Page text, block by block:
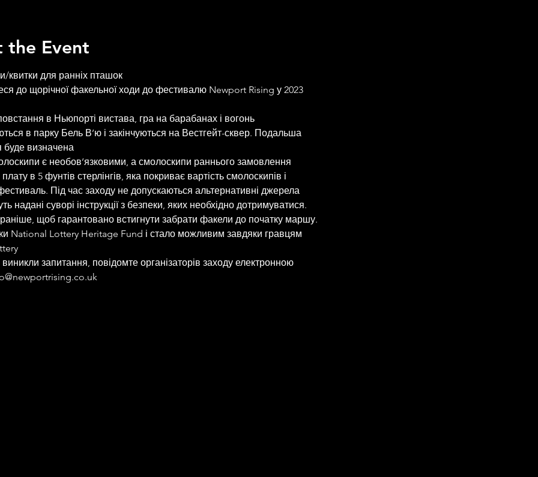
the Event
квитки для ранніх пташок
до щорічної факельної ходи до фестивалю Newport Rising у 2023
в Ньюпорті вистава, гра на барабанах і вогонь
в парку Бель В’ю і закінчуються на Вестгейт-сквер. Подальша
буде визначена
є необов’язковими, а смолоскипи раннього замовлення
в 5 фунтів стерлінгів, яка покриває вартість смолоскипів і
Під час заходу не допускаються альтернативні джерела
надані суворі інструкції з безпеки, яких необхідно дотримуватися.
щоб гарантовано встигнути забрати факели до початку маршу.
National Lottery Heritage Fund і стало можливим завдяки гравцям
запитання, повідомте організаторів заходу електронною